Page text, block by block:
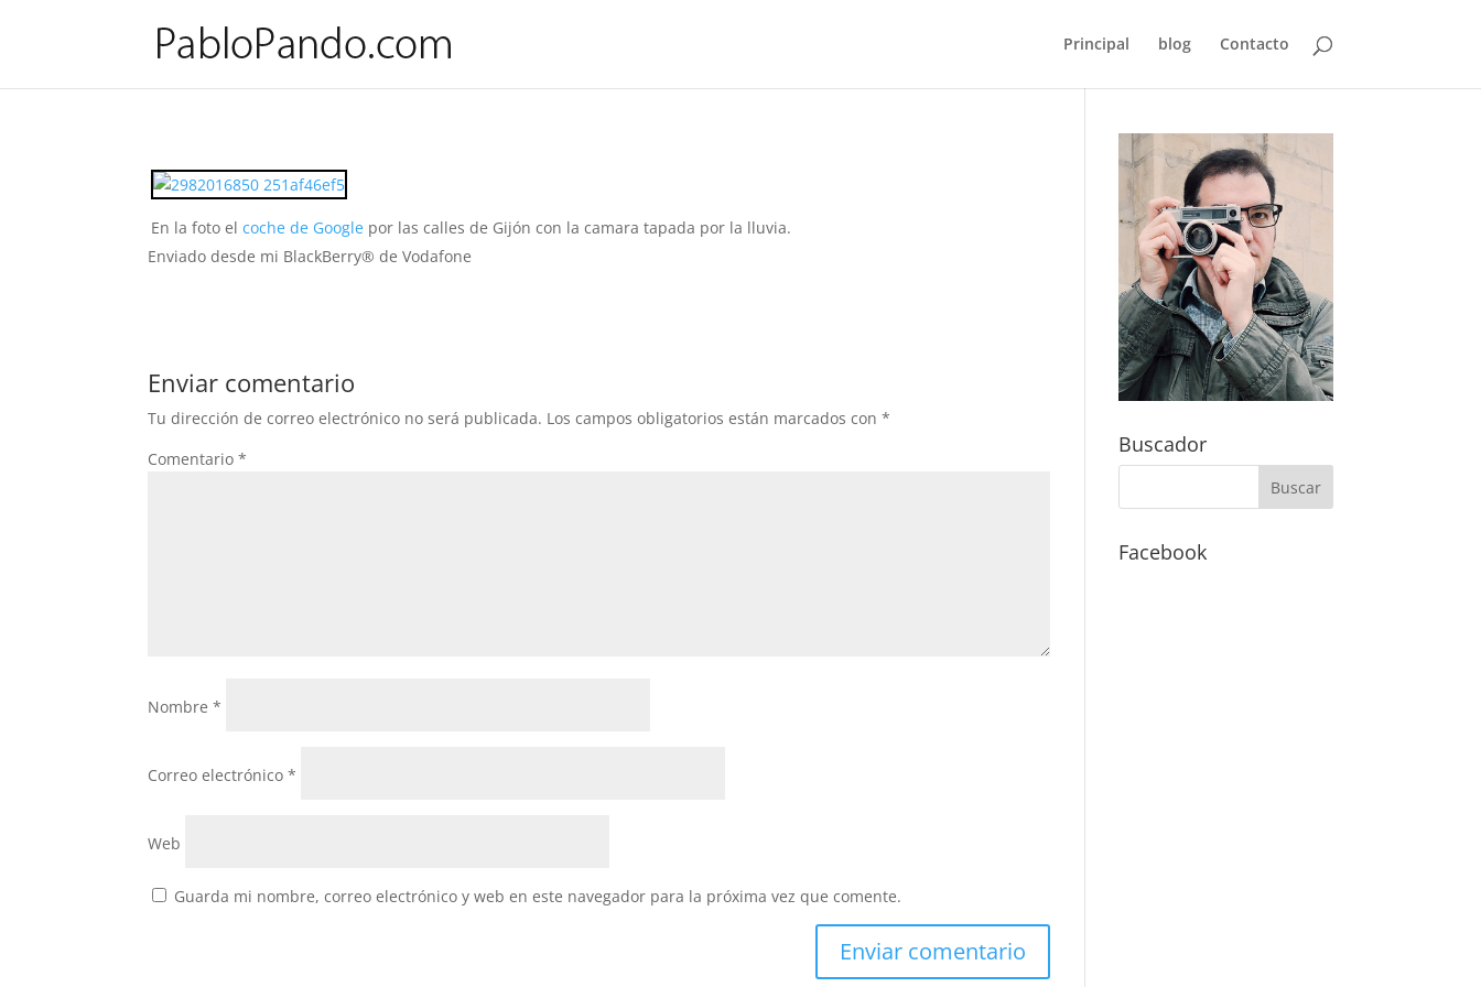
Principal blog Contacto
Los coches de Google Street View llegan a Asturias
Oct 28, 2008| Tecnología | 0 Comentarios
En la foto elcoche de Google por las calles de Gijón con la camara tapada por la lluvia.
Enviado desde mi BlackBerry® de Vodafone
Enviar comentario
Tu dirección de correo electrónico no será publicada. Los campos obligatorios están marcados con*
Comentario*
Nombre*
Correo electrónico*
Web
Guarda mi nombre, correo electrónico y web en este navegador para la próxima vez que comente.
Buscador
Facebook